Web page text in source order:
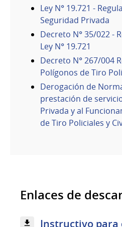
Ley N° 19.721 -
Seguridad Privada
Decreto N° 35/022 -
Ley N° 19.721
Decreto N° 267/004
Polígonos de Tiro
Derogación de
prestación de
Privada y al
de Tiro Policiales y
Enlaces de
Instructivo para